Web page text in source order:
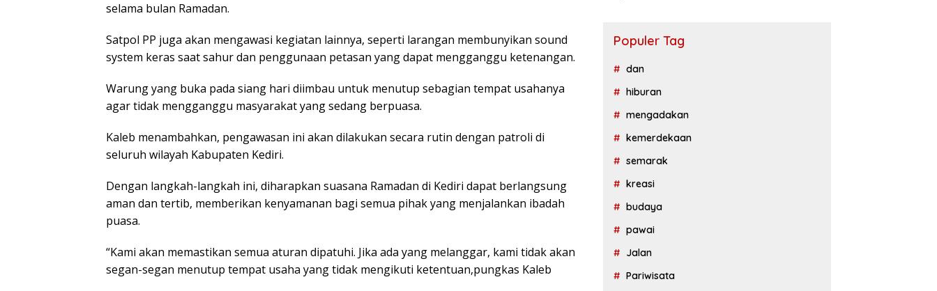
selama bulan Ramadan.
Satpol PP juga akan mengawasi kegiatan lainnya, seperti larangan membunyikan sound
system keras saat sahur dan penggunaan petasan yang dapat mengganggu ketenangan.
Warung yang buka pada siang hari diimbau untuk menutup sebagian tempat usahanya
agar tidak mengganggu masyarakat yang sedang berpuasa.
Kaleb menambahkan, pengawasan ini akan dilakukan secara rutin dengan patroli di
seluruh wilayah Kabupaten Kediri.
Dengan langkah-langkah ini, diharapkan suasana Ramadan di Kediri dapat berlangsung
aman dan tertib, memberikan kenyamanan bagi semua pihak yang menjalankan ibadah
puasa.
“Kami akan memastikan semua aturan dipatuhi. Jika ada yang melanggar, kami tidak akan
segan-segan menutup tempat usaha yang tidak mengikuti ketentuan,pungkas Kaleb
Populer Tag
dan
hiburan
mengadakan
kemerdekaan
semarak
kreasi
budaya
pawai
Jalan
Pariwisata